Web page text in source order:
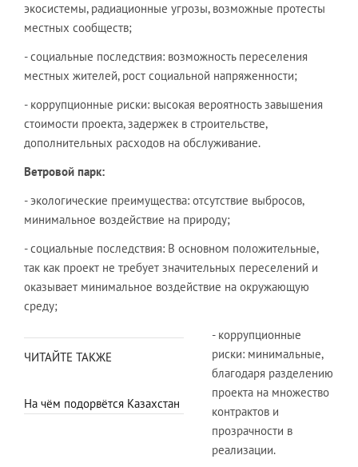
экосистемы, радиационные угрозы, возможные протесты
местных сообществ;
- социальные последствия: возможность переселения
местных жителей, рост социальной напряженности;
- коррупционные риски: высокая вероятность завышения
стоимости проекта, задержек в строительстве,
дополнительных расходов на обслуживание.
Ветровой парк:
- экологические преимущества: отсутствие выбросов,
минимальное воздействие на природу;
- социальные последствия: В основном положительные,
так как проект не требует значительных переселений и
оказывает минимальное воздействие на окружающую
среду;
ЧИТАЙТЕ ТАКЖЕ
На чём подорвётся Казахстан
- коррупционные
риски: минимальные,
благодаря разделению
проекта на множество
контрактов и
прозрачности в
реализации.